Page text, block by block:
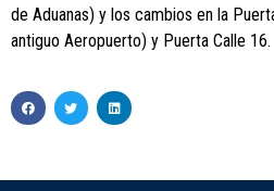
de Aduanas) y los cambios en la
antiguo Aeropuerto) y Puerta Calle 16.